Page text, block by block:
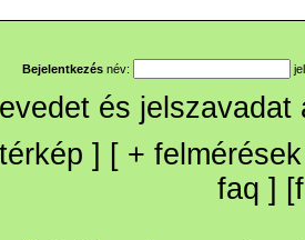
Bejelentkezés név:
és
térkép ] [ + felmérések
faq ] [